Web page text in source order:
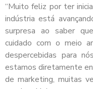
“Muito feliz por ter
indústria está
surpresa ao saber
cuidado com o meio
despercebidas para
estamos diretamente
de marketing, muitas